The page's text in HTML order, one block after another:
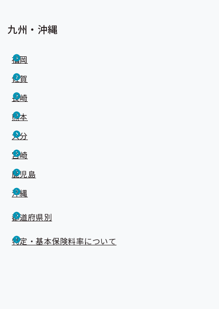
九州・沖縄
福岡
佐賀
長崎
熊本
大分
宮崎
鹿児島
沖縄
都道府県別
特定・基本保険料率について